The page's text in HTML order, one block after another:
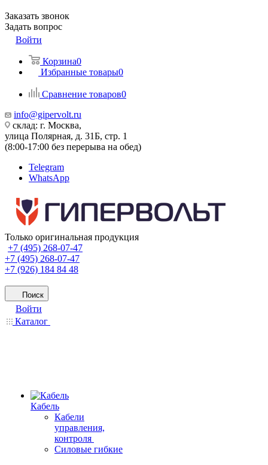
Заказать звонок
Задать вопрос
Войти
Корзина0
Избранные товары0
Сравнение товаров0
info@gipervolt.ru
склад: г. Москва,
улица Полярная, д. 31Б, стр. 1
(8:00-17:00 без перерыва на обед)
Telegram
WhatsApp
Только оригинальная продукция
+7 (495) 268-07-47
+7 (495) 268-07-47
+7 (926) 184 84 48
Поиск
Войти
Каталог
Кабель
Кабели
управления,
контроля
Силовые гибкие